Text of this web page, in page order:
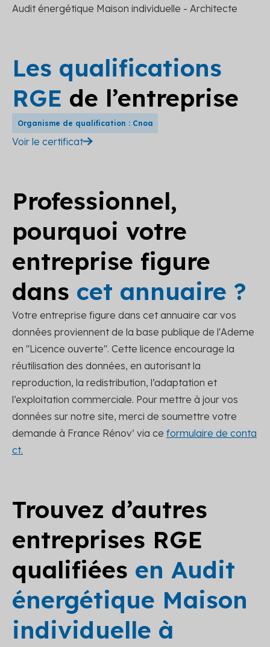
Audit énergétique Maison individuelle - Architecte
Les qualifications
RGE de l’entreprise
Organisme de qualification : Cnoa
Voir le certificat
Professionnel,
pourquoi votre
entreprise figure
dans cet annuaire ?
Votre entreprise figure dans cet annuaire car vos
données proviennent de la base publique de l'Ademe
en "Licence ouverte". Cette licence encourage la
réutilisation des données, en autorisant la
reproduction, la redistribution, l’adaptation et
l’exploitation commerciale. Pour mettre à jour vos
données sur notre site, merci de soumettre votre
demande à France Rénov’ via ce formulaire de conta
ct.
Trouvez d’autres
entreprises RGE
qualifiées en Audit
énergétique Maison
individuelle à